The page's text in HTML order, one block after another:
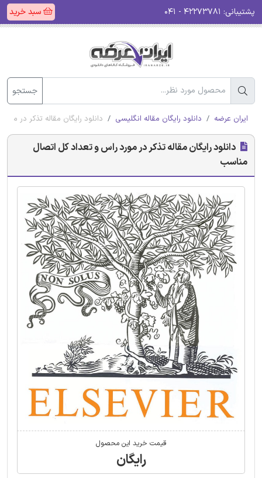
پشتیبانی: سبد خرید
جستجو
ایران عرضه دانلود رایگان مقاله انگلیسی دانلود رایگان مقاله تذکر در
دانلود رایگان مقاله تذکر در مورد راس و تعداد کل اتصال
مناسب
قیمت خرید این محصول
رایگان